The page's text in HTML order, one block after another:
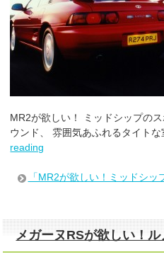
MR2が欲しい！ ミッドシップの
ウンド、 雰囲気あふれるタイト
reading
「MR2が欲しい！ミッドシ
メガーヌRSが欲しい！